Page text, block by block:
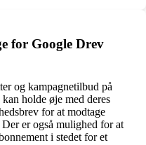
for Google Drev
og kampagnetilbud på
holde øje med deres
for at modtage
er også mulighed for at
i stedet for et